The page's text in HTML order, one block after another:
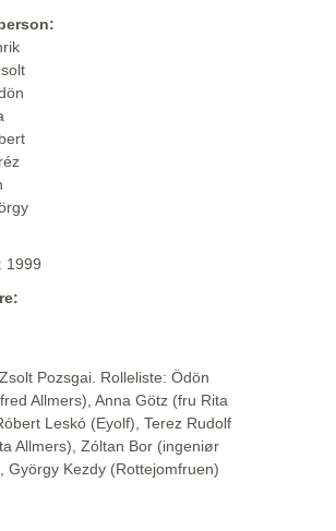
1999
Pozsgai. Rolleliste: Ödön
Allmers), Anna Götz (fru Rita
Leskó (Eyolf), Terez Rudolf
Allmers), Zóltan Bor (ingeniør
György Kezdy (Rottejomfruen)